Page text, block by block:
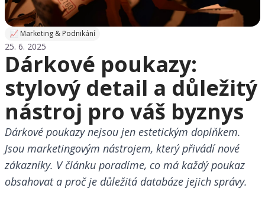
📈 Marketing & Podnikání
25. 6. 2025
Dárkové poukazy:
stylový detail a důležitý
nástroj pro váš byznys
Dárkové poukazy nejsou jen estetickým doplňkem.
Jsou marketingovým nástrojem, který přivádí nové
zákazníky. V článku poradíme, co má každý poukaz
obsahovat a proč je důležitá databáze jejich správy.